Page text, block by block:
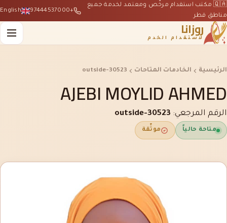
🇶🇦 مكتب استقدام مرخّص ومعتمد لخدمة جميع
مناطق قطر
+97444537000
English
روزانا
لاستقدام الخدم
الرئيسية الخادمات المتاحات outside-30523
AJEBI MOYLID AHMED
الرقم المرجعي: outside-30523
متاحة حالياً موثّقة